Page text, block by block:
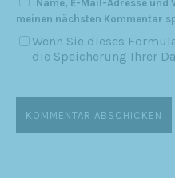
Name, E-Mail-Adresse und
meinen nächsten Kommentar
Wenn Sie dieses
die Speicherung Ihrer